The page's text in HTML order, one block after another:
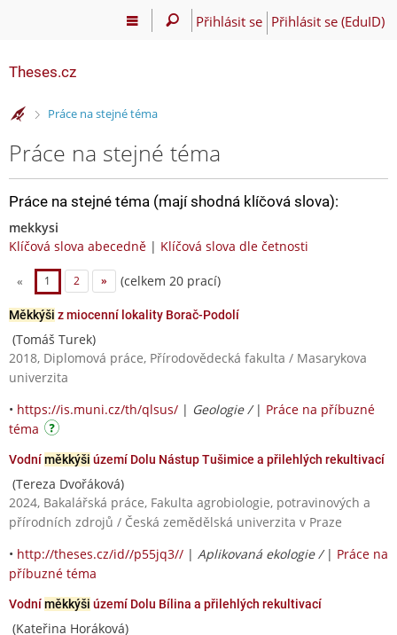
Přihlásit se Přihlásit se (EduID)
Theses.cz
>Práce na stejné téma
Práce na stejné téma
Práce na stejné téma (mají shodná klíčová slova):
mekkysi
Klíčová slova abecedně | Klíčová slova dle četnosti
« 1 2 » (celkem 20 prací)
Měkkýši z miocenní lokality Borač-Podolí
(Tomáš Turek)
2018, Diplomová práce, Přírodovědecká fakulta / Masarykova
univerzita
• https://is.muni.cz/th/qlsus/ | Geologie / | Práce na příbuzné
téma
Vodníměkkýši území Dolu Nástup Tušimice a přilehlých rekultivací
(Tereza Dvořáková)
2024, Bakalářská práce, Fakulta agrobiologie, potravinových a
přírodních zdrojů / Česká zemědělská univerzita v Praze
• http://theses.cz/id//p55jq3// | Aplikovaná ekologie / | Práce na
příbuzné téma
Vodníměkkýši území Dolu Bílina a přilehlých rekultivací
(Kateřina Horáková)